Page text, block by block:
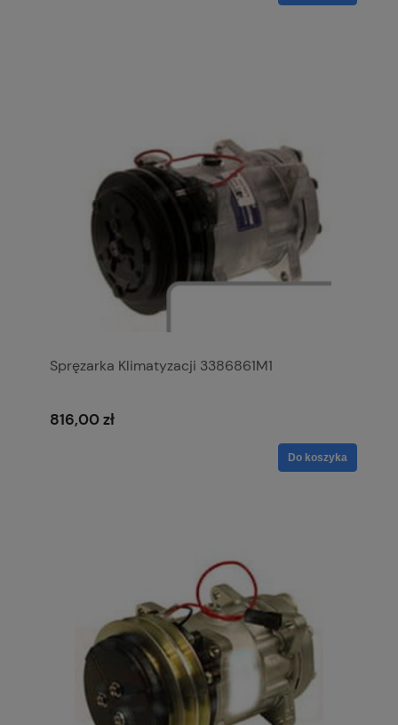
Spręzarka Klimatyzacji 3386861M1
816,00 zł
Do koszyka